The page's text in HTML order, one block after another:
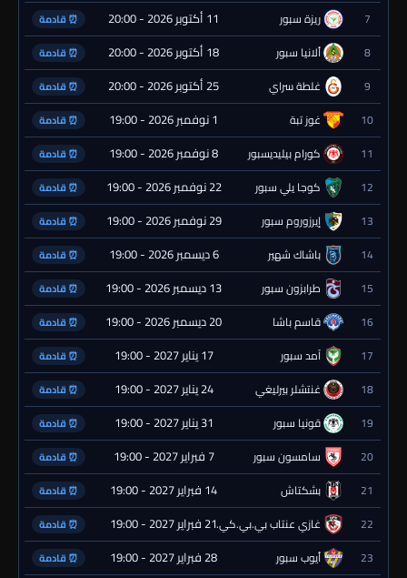
7 ريزة سبور 11 أكتوبر 2026 - 20:00 ⏰ قادمة
8 ألانيا سبور 18 أكتوبر 2026 - 20:00 ⏰ قادمة
9 غلطة سراي 25 أكتوبر 2026 - 20:00 ⏰ قادمة
10 غوز تبة 1 نوفمبر 2026 - 19:00 ⏰ قادمة
11 كورام بيليديسبور 8 نوفمبر 2026 - 19:00 ⏰ قادمة
12 كوجا يلي سبور 22 نوفمبر 2026 - 19:00 ⏰ قادمة
13 إيرزوروم سبور 29 نوفمبر 2026 - 19:00 ⏰ قادمة
14 باشاك شهير 6 ديسمبر 2026 - 19:00 ⏰ قادمة
15 طرابزون سبور 13 ديسمبر 2026 - 19:00 ⏰ قادمة
16 قاسم باشا 20 ديسمبر 2026 - 19:00 ⏰ قادمة
17 آمد سبور 17 يناير 2027 - 19:00 ⏰ قادمة
18 غنتشلر بيرليغي 24 يناير 2027 - 19:00 ⏰ قادمة
19 قونيا سبور 31 يناير 2027 - 19:00 ⏰ قادمة
20 سامسون سبور 7 فبراير 2027 - 19:00 ⏰ قادمة
21 بشكتاش 14 فبراير 2027 - 19:00 ⏰ قادمة
22 غازي عنتاب بي.بي.كي.21 فبراير 2027 - 19:00 ⏰ قادمة
23 أيوب سبور 28 فبراير 2027 - 19:00 ⏰ قادمة